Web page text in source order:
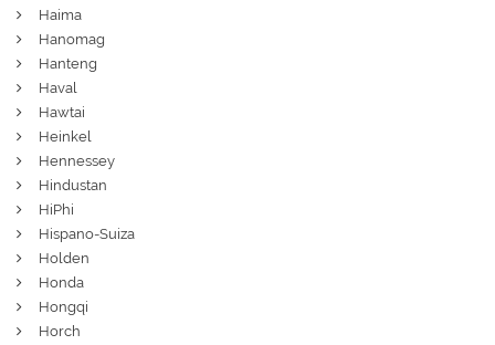
Haima
Hanomag
Hanteng
Haval
Hawtai
Heinkel
Hennessey
Hindustan
HiPhi
Hispano-Suiza
Holden
Honda
Hongqi
Horch